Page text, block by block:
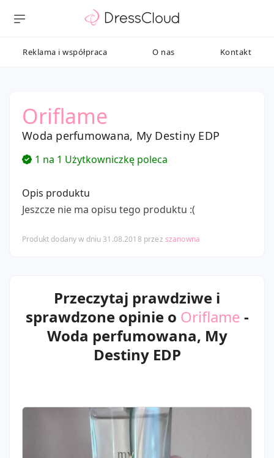
Reklama i współpraca O nas Kontakt
Oriflame
Woda perfumowana, My Destiny EDP
1 na 1 Użytkowniczkę poleca
Opis produktu
Jeszcze nie ma opisu tego produktu :(
Produkt dodany w dniu 31.08.2018 przez szanowna
Przeczytaj prawdziwe i
sprawdzone opinie o Oriflame -
Woda perfumowana, My
Destiny EDP